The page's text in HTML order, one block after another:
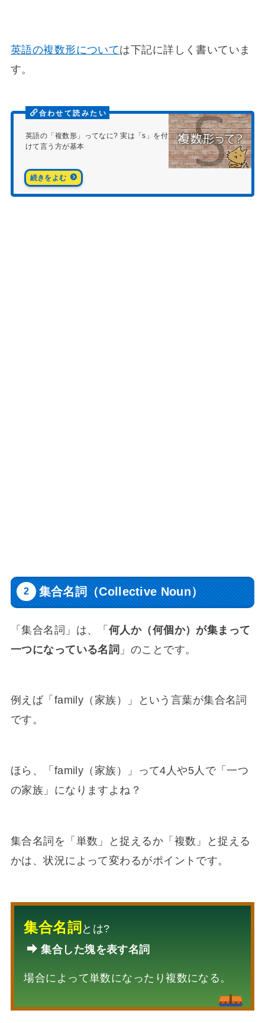
英語の複数形については下記に詳しく書いていま
す。
英語の「複数形」ってなに? 実は「s」を付
けて言う方が基本
集合名詞（Collective Noun）
「集合名詞」は、「 何人か（何個か）が集まって
一つになっている名詞 」のことです。
例えば「family（家族）」という言葉が集合名詞
です。
ほら、「family（家族）」って4人や5人で「一つ
の家族」になりますよね？
集合名詞を「単数」と捉えるか「複数」と捉える
かは、状況によって変わるがポイントです。
集合名詞 とは?
集合した塊を表す名詞
場合によって単数になったり複数になる。